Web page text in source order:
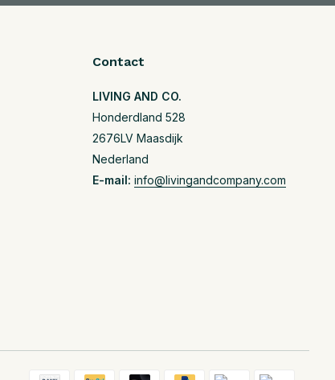
Contact
LIVING AND CO.
Honderdland 528
2676LV Maasdijk
Nederland
E-mail: info@livingandcompany.com